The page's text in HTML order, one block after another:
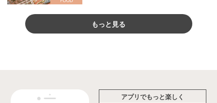
もっと見る
アプリでもっと楽しく